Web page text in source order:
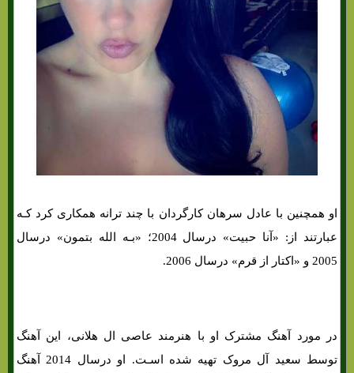
او همچنین با عادل سرهان کارگردان با چند ترانه همکاری کرد کـه
عبارتند از: «آنا حبیت» درسال 2004؛ «بـه الله بتمون» درسال
2005 و «اکتار از قرم» درسال 2006.
در مورد آهنگ مشترک او با هنرمند عاصی ال هلانی، این آهنگ
توسط سعید آل مروک تهیه شده اسـت. او درسال 2014 آهنگ